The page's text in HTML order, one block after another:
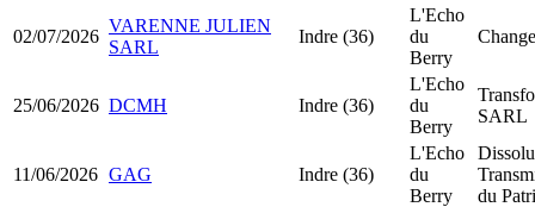
02/07/2026
VARENNE JULIEN
SARL
Indre (36)
L'Echo
du
Berry
25/06/2026 DCMH Indre (36)
L'Echo
du
Berry
SARL
11/06/2026 GAG Indre (36)
L'Echo
du
Berry
du